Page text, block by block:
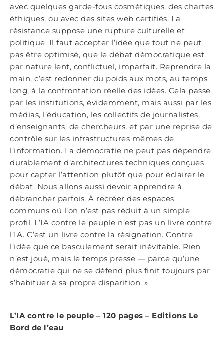
avec quelques garde-fous cosmétiques, des chartes
éthiques, ou avec des sites web certifiés. La
résistance suppose une rupture culturelle et
politique. Il faut accepter l’idée que tout ne peut
pas être optimisé, que le débat démocratique est
par nature lent, conflictuel, imparfait. Reprendre la
main, c’est redonner du poids aux mots, au temps
long, à la confrontation réelle des idées. Cela passe
par les institutions, évidemment, mais aussi par les
médias, l’éducation, les collectifs de journalistes,
d’enseignants, de chercheurs, et par une reprise de
contrôle sur les infrastructures mêmes de
l’information. La démocratie ne peut pas dépendre
durablement d’architectures techniques conçues
pour capter l’attention plutôt que pour éclairer le
débat. Nous allons aussi devoir apprendre à
débrancher parfois. À recréer des espaces
communs où l’on n’est pas réduit à un simple
profil. L’IA contre le peuple n’est pas un livre contre
l’IA. C’est un livre contre la résignation. Contre
l’idée que ce basculement serait inévitable. Rien
n’est joué, mais le temps presse — parce qu’une
démocratie qui ne se défend plus finit toujours par
s’habituer à sa propre disparition. »
L’IA contre le peuple – 120 pages – Editions Le
Bord de l’eau